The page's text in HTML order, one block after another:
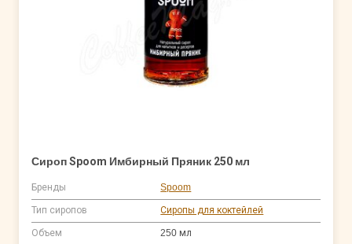
Сироп Spoom Имбирный Пряник 250 мл
Бренды Spoom
Тип сиропов Сиропы для коктейлей
Объем 250 мл